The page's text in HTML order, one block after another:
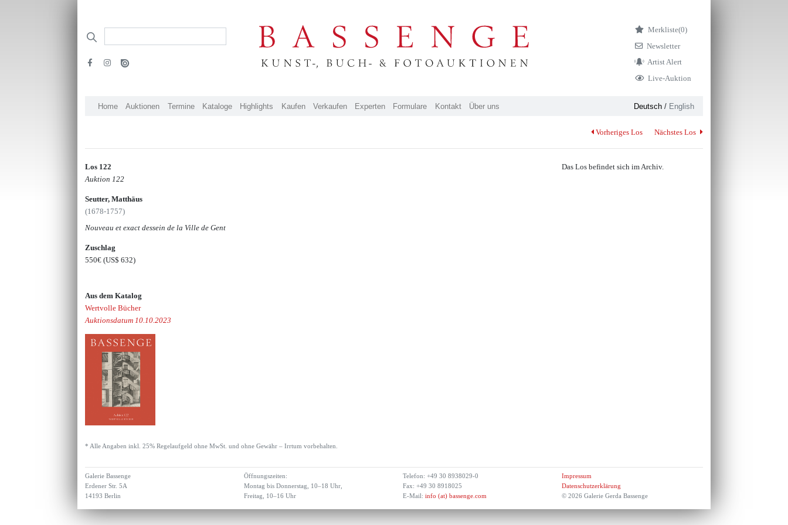
Merkliste(0)
Newsletter
Artist Alert
Live-Auktion
Home Auktionen Termine Kataloge Highlights Kaufen Verkaufen Experten Formulare Kontakt Über uns Deutsch/ English
Vorheriges Los Nächstes Los
Los 122
Auktion 122
Seutter, Matthäus
(1678-1757)
Nouveau et exact dessein de la Ville de Gent
Zuschlag
550€(US$ 632)
Aus dem Katalog
Wertvolle Bücher
Auktionsdatum 10.10.2023
Das Los befindet sich im Archiv.
* Alle Angaben inkl. 25% Regelaufgeld ohne MwSt. und ohne Gewähr – Irrtum vorbehalten.
Galerie Bassenge
Erdener Str. 5A
14193 Berlin
Öffnungszeiten:
Montag bis Donnerstag, 10–18 Uhr,
Freitag, 10–16 Uhr
Telefon: +49 30 8938029-0
Fax: +49 30 8918025
E-Mail: info (at) bassenge.com
Impressum
Datenschutzerklärung
© 2026 Galerie Gerda Bassenge